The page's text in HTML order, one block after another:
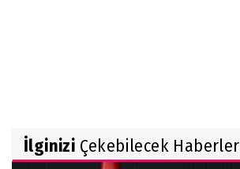
İlginizi Çekebilecek Haberler